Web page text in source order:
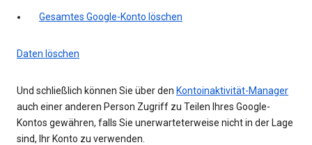
Gesamtes Google-Konto löschen
Daten löschen
Und schließlich können Sie über den Kontoinaktivität-Manager
auch einer anderen Person Zugriff zu Teilen Ihres Google-
Kontos gewähren, falls Sie unerwarteterweise nicht in der Lage
sind, Ihr Konto zu verwenden.